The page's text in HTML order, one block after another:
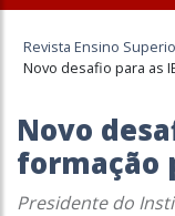
Revista Ensino
Novo desafio para as
Novo
formação
Presidente do